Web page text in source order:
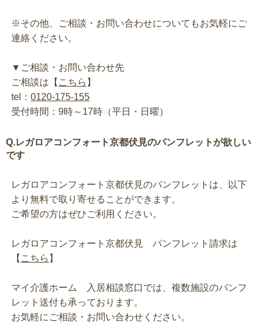
※その他、ご相談・お問い合わせについてもお気軽にご
連絡ください。
▼ご相談・お問い合わせ先
ご相談は【 こちら 】
tel： 0120-175-155
受付時間：9時～17時（平日・日曜）
Q.レガロアコンフォート京都伏見のパンフレットが欲しい
です
レガロアコンフォート京都伏見のパンフレットは、以下
より無料で取り寄せることができます。
ご希望の方はぜひご利用ください。
レガロアコンフォート京都伏見 パンフレット請求は
【 こちら 】
マイ介護ホーム 入居相談窓口では、複数施設のパンフ
レット送付も承っております。
お気軽にご相談・お問い合わせください。